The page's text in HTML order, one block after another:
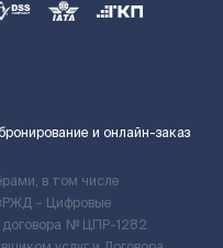
и онлайн-заказ
в том числе
– Цифровые
договора № ЦПР-1282